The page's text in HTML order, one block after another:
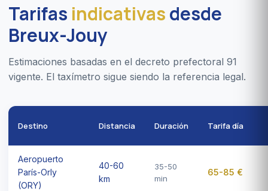
Tarifas indicativasdesde
Breux-Jouy
Estimaciones basadas en el decreto prefectoral 91
vigente. El taxímetro sigue siendo la referencia legal.
Destino Distancia Duración Tarifa día
Aeropuerto
París-Orly
(ORY)
40-60
km
35-50
min
65-85 €